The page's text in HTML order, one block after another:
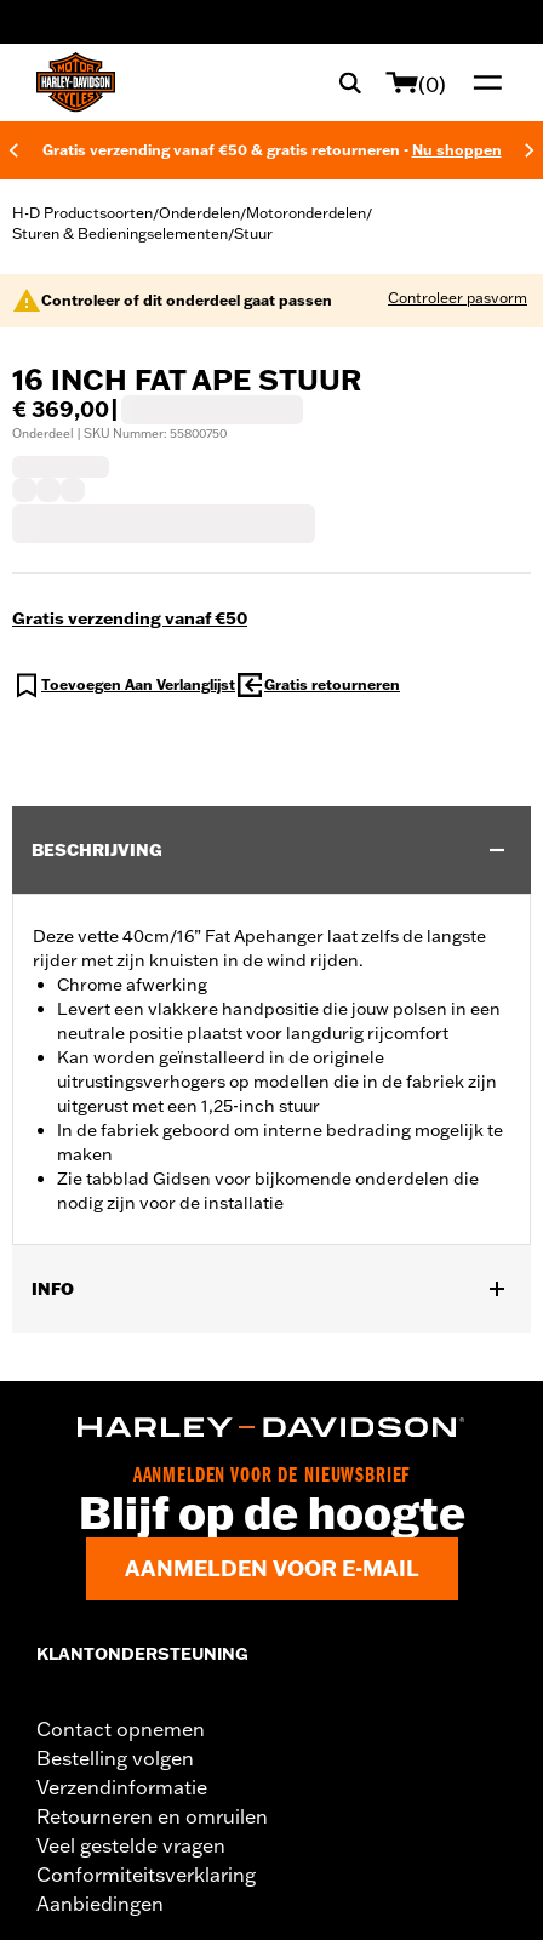
(0)
Gratis verzending vanaf €50 & gratis retourneren - Nu shoppen
H-D Productsoorten/Onderdelen/Motoronderdelen/
Sturen & Bedieningselementen/Stuur
Controleer of dit onderdeel gaat passen Controleer pasvorm
16 INCH FAT APE STUUR
€ 369,00
Onderdeel | SKU Nummer: 55800750
Gratis verzending vanaf €50
Toevoegen Aan Verlanglijst Gratis retourneren
BESCHRIJVING
Deze vette 40cm/16” Fat Apehanger laat zelfs de langste
rijder met zijn knuisten in de wind rijden.
Chrome afwerking
Levert een vlakkere handpositie die jouw polsen in een
neutrale positie plaatst voor langdurig rijcomfort
Kan worden geïnstalleerd in de originele
uitrustingsverhogers op modellen die in de fabriek zijn
uitgerust met een 1,25-inch stuur
In de fabriek geboord om interne bedrading mogelijk te
maken
Zie tabblad Gidsen voor bijkomende onderdelen die
nodig zijn voor de installatie
INFO
een afzonderlijke aankoop van een stuurverhogerset van 1,25
duimen vereist. Voor alle modellen moeten aanvullende
montage-onderdelen afzonderlijk worden aangeschaft.
Installatie-instructies
Harley-Davidson Handlebar Installation
Basisbreedte: 11.0
Apart verkocht:Extra installatiecomponenten
Materiaaldiameter maateenheid:
Per stuk verkocht:Elk
Materiaal:Staal
In de doos:Stuur, aluminium isolatoren (4), installatie-
instructies
Pullback:3.71
AANMELDEN VOOR DE NIEUWSBRIEF
Blijf op de hoogte
AANMELDEN VOOR E-MAIL
KLANTONDERSTEUNING
Contact opnemen
Bestelling volgen
Verzendinformatie
Retourneren en omruilen
Veel gestelde vragen
Conformiteitsverklaring
Aanbiedingen